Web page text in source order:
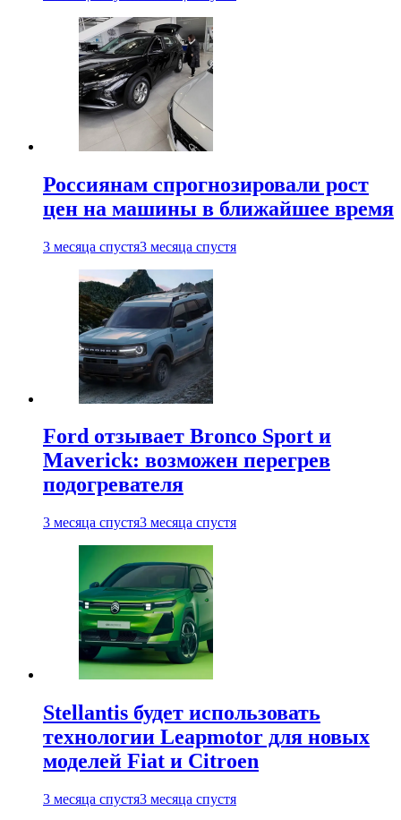
Россиянам спрогнозировали рост
цен на машины в ближайшее время
3 месяца спустя3 месяца спустя
Ford отзывает Bronco Sport и
Maverick: возможен перегрев
подогревателя
3 месяца спустя3 месяца спустя
Stellantis будет использовать
технологии Leapmotor для новых
моделей Fiat и Citroen
3 месяца спустя3 месяца спустя